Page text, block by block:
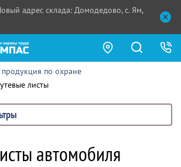
адрес склада: Домодедово, с. Ям,
продукция по охране
листы
автомобиля